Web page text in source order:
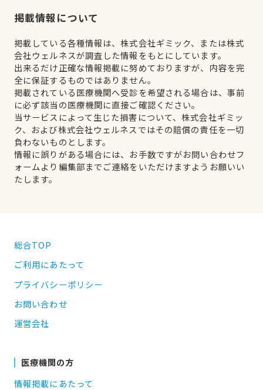
掲載情報について
掲載している各種情報は、株式会社ギミック、または株式
会社ウェルネスが調査した情報をもとにしています。
出来るだけ正確な情報掲載に努めておりますが、内容を完
全に保証するものではありません。
掲載されている医療機関へ受診を希望される場合は、事前
に必ず該当の医療機関に直接ご確認ください。
当サービスによって生じた損害について、株式会社ギミッ
ク、および株式会社ウェルネスではその賠償の責任を一切
負わないものとします。
情報に誤りがある場合には、お手数ですがお問い合わせフ
ォームより編集部までご連絡をいただけますようお願いい
たします。
総合TOP
ご利用にあたって
プライバシーポリシー
お問い合わせ
運営会社
医療機関の方
情報掲載にあたって